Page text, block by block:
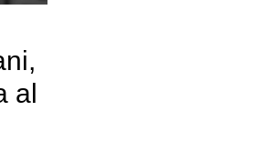
al